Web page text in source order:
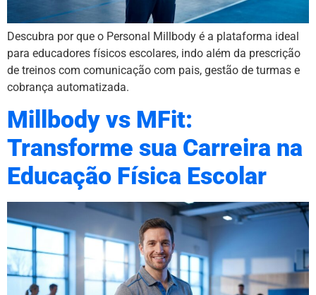
Descubra por que o Personal Millbody é a plataforma ideal
para educadores físicos escolares, indo além da prescrição
de treinos com comunicação com pais, gestão de turmas e
cobrança automatizada.
Millbody vs MFit:
Transforme sua Carreira na
Educação Física Escolar